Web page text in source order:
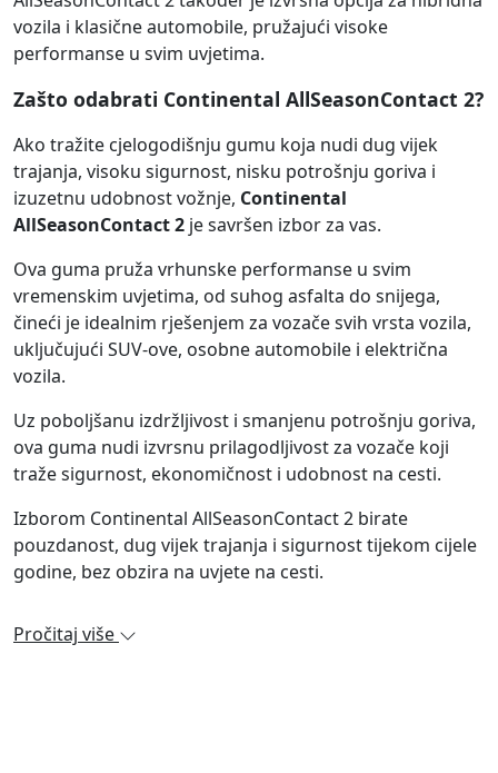
vozila i klasične automobile, pružajući visoke
performanse u svim uvjetima.
Zašto odabrati Continental AllSeasonContact 2?
Ako tražite cjelogodišnju gumu koja nudi dug vijek
trajanja, visoku sigurnost, nisku potrošnju goriva i
izuzetnu udobnost vožnje, Continental
AllSeasonContact 2 je savršen izbor za vas.
Ova guma pruža vrhunske performanse u svim
vremenskim uvjetima, od suhog asfalta do snijega,
čineći je idealnim rješenjem za vozače svih vrsta vozila,
uključujući SUV-ove, osobne automobile i električna
vozila.
Uz poboljšanu izdržljivost i smanjenu potrošnju goriva,
ova guma nudi izvrsnu prilagodljivost za vozače koji
traže sigurnost, ekonomičnost i udobnost na cesti.
Izborom Continental AllSeasonContact 2 birate
pouzdanost, dug vijek trajanja i sigurnost tijekom cijele
godine, bez obzira na uvjete na cesti.
Pročitaj više